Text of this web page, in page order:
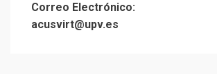
Correo Electrónico:
acusvirt@upv.es